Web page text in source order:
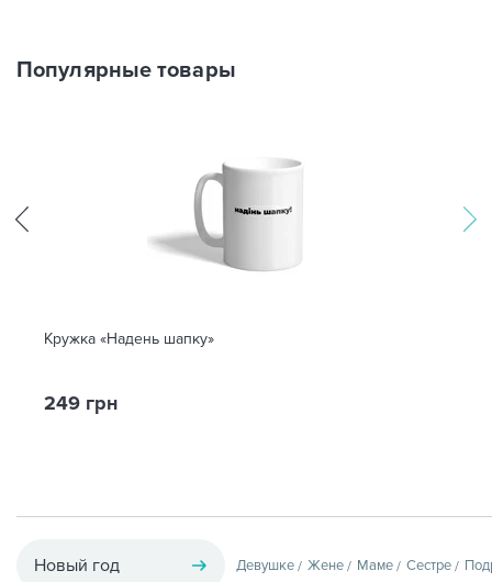
Популярные товары
Кружка «Надень шапку»
249 грн
Новый год Девушке Жене Маме Сестре